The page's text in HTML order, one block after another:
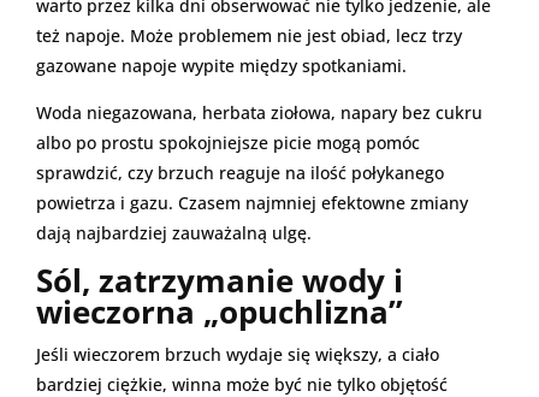
warto przez kilka dni obserwować nie tylko jedzenie, ale
też napoje. Może problemem nie jest obiad, lecz trzy
gazowane napoje wypite między spotkaniami.
Woda niegazowana, herbata ziołowa, napary bez cukru
albo po prostu spokojniejsze picie mogą pomóc
sprawdzić, czy brzuch reaguje na ilość połykanego
powietrza i gazu. Czasem najmniej efektowne zmiany
dają najbardziej zauważalną ulgę.
Sól, zatrzymanie wody i
wieczorna „opuchlizna”
Jeśli wieczorem brzuch wydaje się większy, a ciało
bardziej ciężkie, winna może być nie tylko objętość